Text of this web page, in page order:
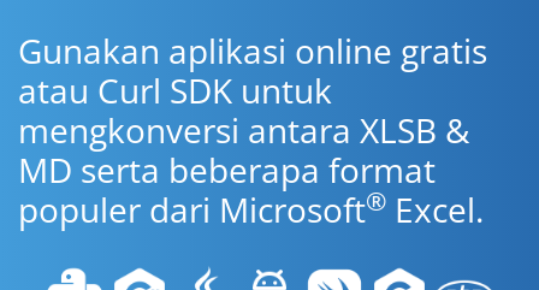
Gunakan aplikasi online gratis
atau Curl SDK untuk
mengkonversi antara XLSB &
MD serta beberapa format
populer dari Microsoft® Excel.